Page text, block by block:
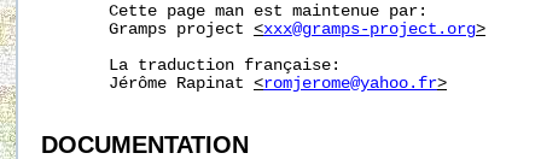
       Cette page man est maintenue par:
       Gramps project
<xxx@gramps-project.org>
       La traduction française:
       Jérôme Rapinat
<romjerome@yahoo.fr>
DOCUMENTATION